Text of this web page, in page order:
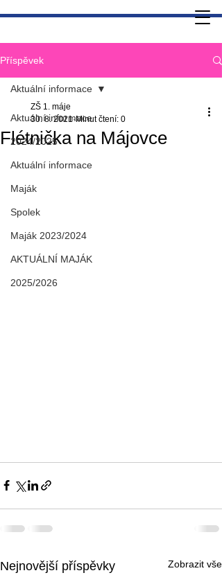
Příspěvek
Aktuální informace
2024/2025
Aktuální informace
Maják
Spolek
Maják 2023/2024
AKTUÁLNÍ MAJÁK
2025/2026
Aktuální informace
Flétnička na Májovce
ZŠ 1. máje
30. 8. 2021 Minut čtení: 0
Nejnovější příspěvky Zobrazit vše